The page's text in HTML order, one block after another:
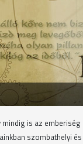
is az
szombathelyi